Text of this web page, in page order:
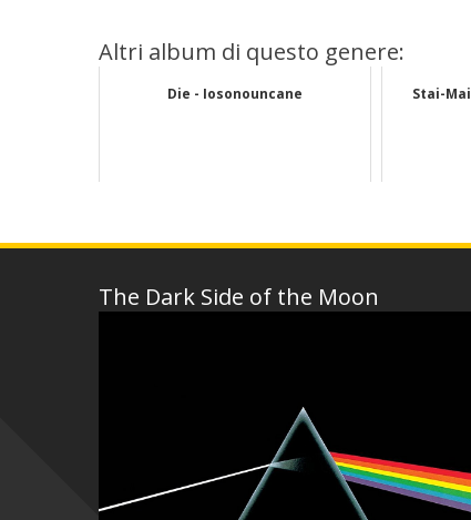
Altri album di questo genere:
Die - Iosonouncane Stai-
The Dark Side of the Moon